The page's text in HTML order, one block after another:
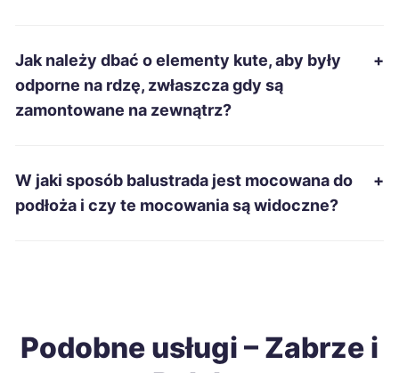
Kwidzyn
Ełk 339 zł
Jak należy dbać o elementy kute, aby były
odporne na rdzę, zwłaszcza gdy są
zamontowane na zewnątrz?
+
W jaki sposób balustrada jest mocowana do
podłoża i czy te mocowania są widoczne?
+
Podobne usługi – Zabrze i